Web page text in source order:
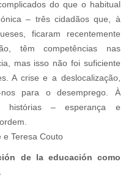
do que o habitual
– três cidadãos que, à
ficaram recentemente
têm competências nas
mas isso não foi suficiente
A crise e a deslocalização,
para o desemprego. À
histórias – esperança e
e Teresa Couto
de la educación como